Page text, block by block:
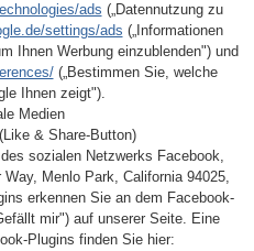
ads („Datennutzung zu
settings/ads („Informationen
Ihnen Werbung einzublenden") und
(„Bestimmen Sie, welche
Ihnen zeigt").
Medien
& Share-Button)
sozialen Netzwerks Facebook,
Menlo Park, California 94025,
erkennen Sie an dem Facebook-
mir") auf unserer Seite. Eine
Plugins finden Sie hier: